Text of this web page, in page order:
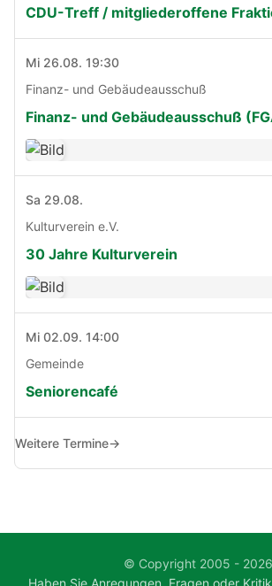
CDU-Treff / mitgliederoffene
Mi 26.08. 19:30
Finanz- und Gebäudeausschuß
Finanz- und Gebäudeausschuß
Sa 29.08.
Kulturverein e.V.
30 Jahre Kulturverein
Mi 02.09. 14:00
Gemeinde
Seniorencafé
Weitere Termine→
© Copyright 2005 - 2026